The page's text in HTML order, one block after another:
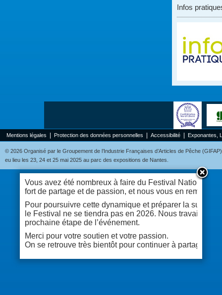
Infos
Mentions légales Protection des données personnelles Accessibilité Exponantes,
© 2026 Organisé par le Groupement de l’Industrie Françaises d’Articles de Pêche
eu lieu les 23, 24 et 25 mai 2025 au parc des expositions de Nantes.
Vous avez été nombreux à faire du Festival National
fort de partage et de passion, et nous vous en
Pour poursuivre cette dynamique et préparer la suite
le Festival ne se tiendra pas en 2026. Nous travaillons
prochaine étape de l’événement.
Merci pour votre soutien et votre passion.
On se retrouve très bientôt pour continuer à partager